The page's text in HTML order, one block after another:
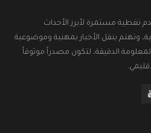
تغطية مستمرة لأبرز الأحداث
وتهتم بنقل الأخبار بمهنية وموضوعية
الدقيقة، لتكون مصدراً موثوقاً